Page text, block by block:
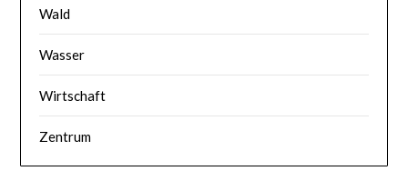
Wald
Wasser
Wirtschaft
Zentrum